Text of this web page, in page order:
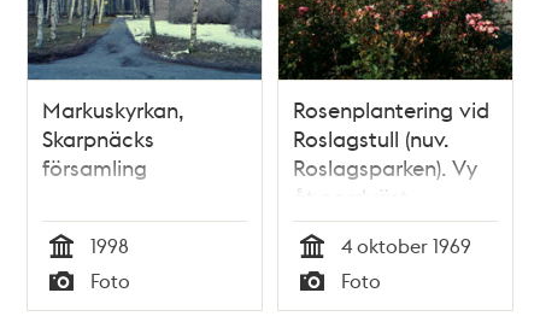
Markuskyrkan,
Skarpnäcks
församling
Tid
1998
Typ
Foto
Rosenplantering vid
Roslagstull (nuv.
Roslagsparken). Vy
åt nordväst
Tid
4 oktober 1969
Typ
Foto